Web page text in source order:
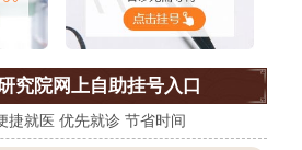
究院网上自助挂号入口
捷就医 优先就诊 节省时间